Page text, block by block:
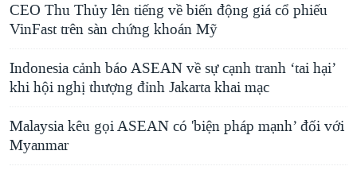
CEO Thu Thủy lên tiếng về biến động giá cổ phiếu
VinFast trên sàn chứng khoán Mỹ
Indonesia cảnh báo ASEAN về sự cạnh tranh ‘tai hại’
khi hội nghị thượng đỉnh Jakarta khai mạc
Malaysia kêu gọi ASEAN có 'biện pháp mạnh’ đối với
Myanmar